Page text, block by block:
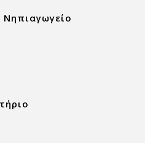
Νηπιαγωγείο